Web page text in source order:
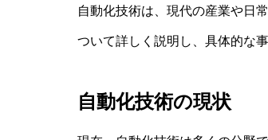
自動化技術は、現代の産業や日
ついて詳しく説明し、具体的な
自動化技術の現状